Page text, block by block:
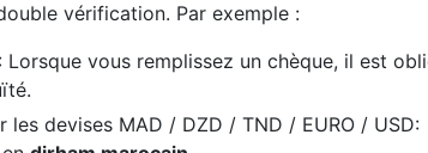
vérification. Par exemple :
vous remplissez un chèque, il est
devises MAD / DZD / TND / EURO / USD: